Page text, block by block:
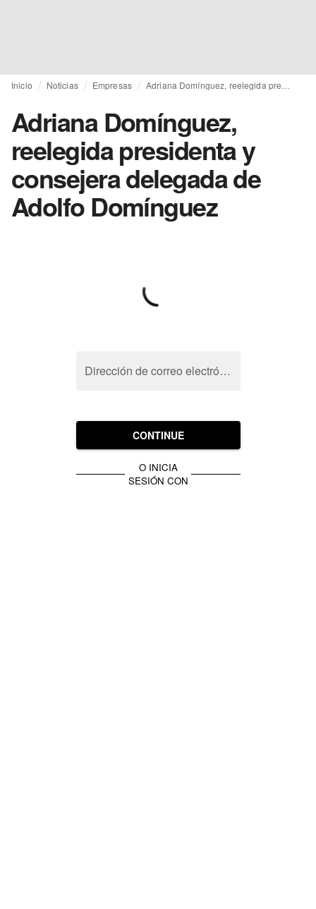
Inicio Noticias Empresas
Adriana Domínguez,
reelegida presidenta y
consejera delegada de
Adolfo Domínguez
Dirección de correo electrónico
CONTINUE
O INICIA
SESIÓN CON